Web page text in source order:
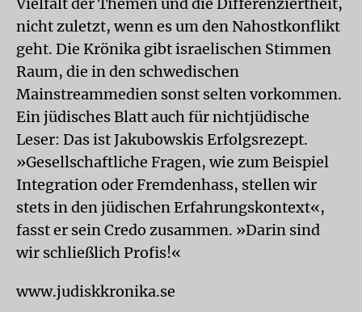
nicht zuletzt, wenn es um den Nahostkonflikt
geht. Die Krönika gibt israelischen Stimmen
Raum, die in den schwedischen
Mainstreammedien sonst selten vorkommen.
Ein jüdisches Blatt auch für nichtjüdische
Leser: Das ist Jakubowskis Erfolgsrezept.
»Gesellschaftliche Fragen, wie zum Beispiel
Integration oder Fremdenhass, stellen wir
stets in den jüdischen Erfahrungskontext«,
fasst er sein Credo zusammen. »Darin sind
wir schließlich Profis!«
www.judiskkronika.se